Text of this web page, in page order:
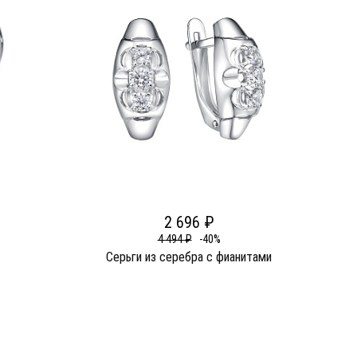
2 696 ₽
4 494 ₽ -40%
Серьги из серебра c фианитами